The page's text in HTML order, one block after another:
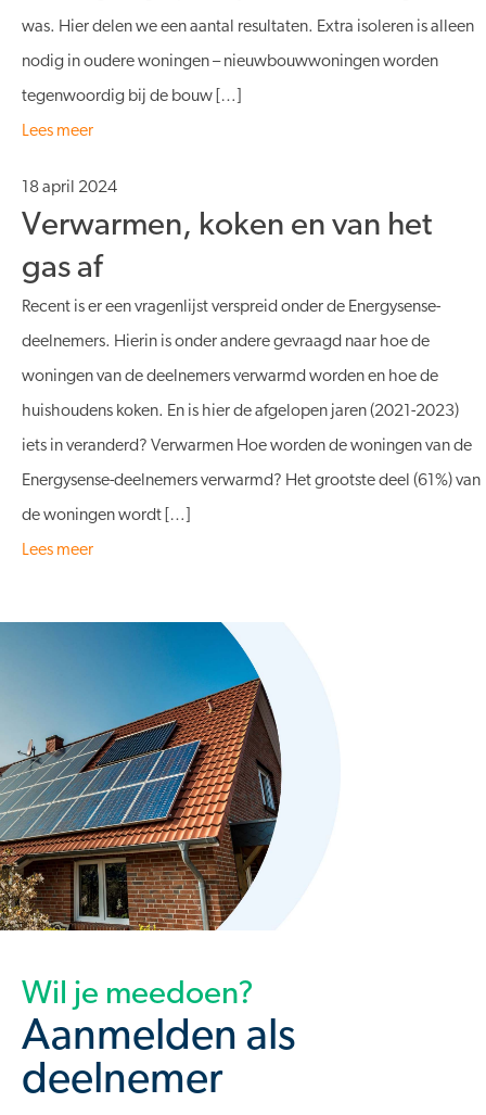
was. Hier delen we een aantal resultaten. Extra isoleren is alleen
nodig in oudere woningen – nieuwbouwwoningen worden
tegenwoordig bij de bouw […]
Lees meer
18 april 2024
Verwarmen, koken en van het
gas af
Recent is er een vragenlijst verspreid onder de Energysense-
deelnemers. Hierin is onder andere gevraagd naar hoe de
woningen van de deelnemers verwarmd worden en hoe de
huishoudens koken. En is hier de afgelopen jaren (2021-2023)
iets in veranderd? Verwarmen Hoe worden de woningen van de
Energysense-deelnemers verwarmd? Het grootste deel (61%) van
de woningen wordt […]
Lees meer
Wil je meedoen?
Aanmelden als
deelnemer